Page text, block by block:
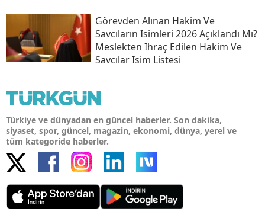
Görevden Alınan Hakim Ve
Savcıların Isimleri 2026 Açıklandı Mı?
Meslekten Ihraç Edilen Hakim Ve
Savcılar Isim Listesi
Türkiye ve dünyadan en güncel haberler. Son dakika,
siyaset, spor, güncel, magazin, ekonomi, dünya, yerel ve
tüm kategoride haberler.